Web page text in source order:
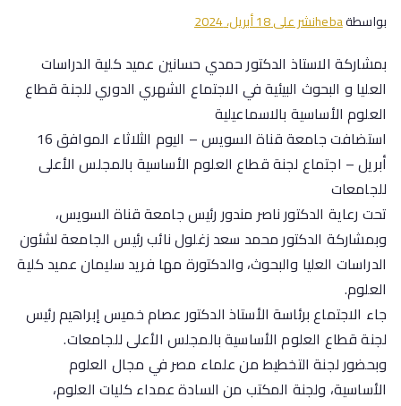
بواسطةhebaنشر على18 أبريل، 2024
بمشاركة الاستاذ الدكتور حمدي حسانين عميد كلية الدراسات
العليا و البحوث البيئية في الاجتماع الشهري الدوري للجنة قطاع
العلوم الأساسية بالاسماعيلية
استضافت جامعة قناة السويس – اليوم الثلاثاء الموافق 16
أبريل – اجتماع لجنة قطاع العلوم الأساسية بالمجلس الأعلى
للجامعات
تحت رعاية الدكتور ناصر مندور رئيس جامعة قناة السويس،
وبمشاركة الدكتور محمد سعد زغلول نائب رئيس الجامعة لشئون
الدراسات العليا والبحوث، والدكتورة مها فريد سليمان عميد كلية
العلوم.
جاء الاجتماع برئاسة الأستاذ الدكتور عصام خميس إبراهيم رئيس
لجنة قطاع العلوم الأساسية بالمجلس الأعلى للجامعات.
وبحضور لجنة التخطيط من علماء مصر في مجال العلوم
‏الأساسية، ولجنة المكتب من السادة عمداء كليات العلوم،